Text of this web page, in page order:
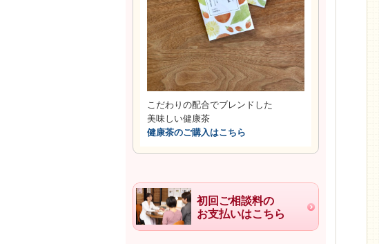
こだわりの配合でブレンドした
美味しい健康茶
健康茶のご購入はこちら
初回ご相談料の
お支払いはこちら